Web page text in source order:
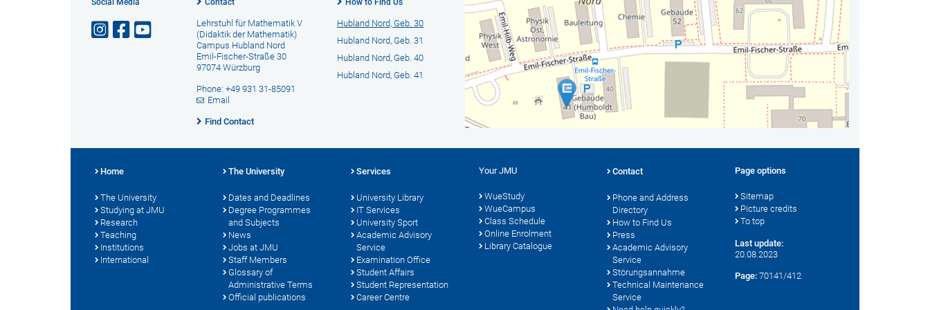
Social Media Contact
Lehrstuhl für Mathematik V
(Didaktik der Mathematik)
Campus Hubland Nord
Emil-Fischer-Straße 30
97074 Würzburg
Phone: +49 931 31-85091
Email
Find Contact
How to Find Us
Hubland Nord, Geb. 30
Hubland Nord, Geb. 31
Hubland Nord, Geb. 40
Hubland Nord, Geb. 41
Home
The University
Studying at JMU
Research
Teaching
Institutions
International
The University
Dates and Deadlines
Degree Programmes
and Subjects
News
Jobs at JMU
Staff Members
Glossary of
Administrative Terms
Official publications
Services
University Library
IT Services
University Sport
Academic Advisory
Service
Examination Office
Student Affairs
Student Representation
Career Centre
Your JMU
WueStudy
WueCampus
Class Schedule
Online Enrolment
Library Catalogue
Contact
Phone and Address
Directory
How to Find Us
Press
Academic Advisory
Service
Störungsannahme
Technical Maintenance
Service
Page options
Sitemap
Picture credits
To top
Last update:
20.08.2023
Page: 70141/412